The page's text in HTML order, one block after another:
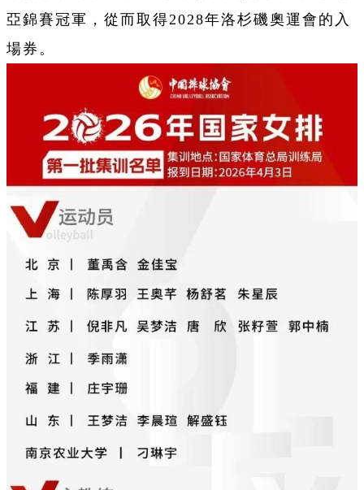
亞錦賽冠軍，從而取得2028年洛杉磯奧運會的入
場券。